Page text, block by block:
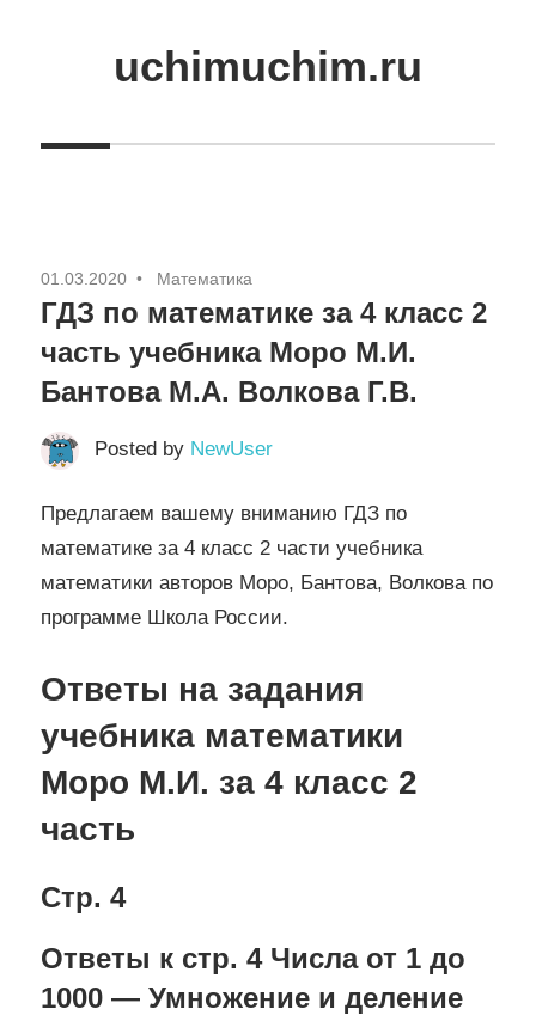
uchimuchim.ru
для
01.03.2020 Математика
ГДЗ по математике за 4 класс 2
часть учебника Моро М.И.
Бантова М.А. Волкова Г.В.
Posted by NewUser
Предлагаем вашему вниманию ГДЗ по
математике за 4 класс 2 части учебника
математики авторов Моро, Бантова, Волкова по
программе Школа России.
Ответы на задания
учебника математики
Моро М.И. за 4 класс 2
часть
Стр. 4
Ответы к стр. 4 Числа от 1 до
1000 — Умножение и деление